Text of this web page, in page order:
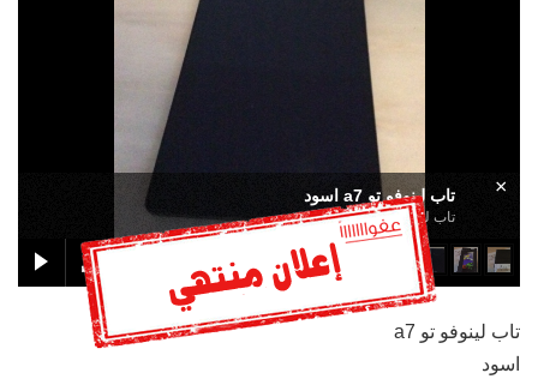
تاب لينوفو تو a7 اسود
تاب لينوفو تو a7 اسود
×
تاب لينوفو تو a7
اسود